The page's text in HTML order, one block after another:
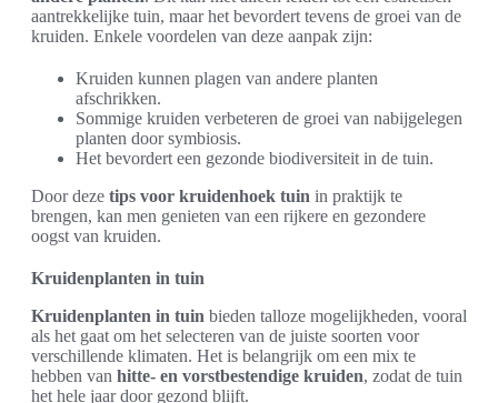
aantrekkelijke tuin, maar het bevordert tevens de groei van de
kruiden. Enkele voordelen van deze aanpak zijn:
Kruiden kunnen plagen van andere planten
afschrikken.
Sommige kruiden verbeteren de groei van nabijgelegen
planten door symbiosis.
Het bevordert een gezonde biodiversiteit in de tuin.
Door deze tips voor kruidenhoek tuin in praktijk te
brengen, kan men genieten van een rijkere en gezondere
oogst van kruiden.
Kruidenplanten in tuin
Kruidenplanten in tuin bieden talloze mogelijkheden, vooral
als het gaat om het selecteren van de juiste soorten voor
verschillende klimaten. Het is belangrijk om een mix te
hebben van hitte- en vorstbestendige kruiden, zodat de tuin
het hele jaar door gezond blijft.